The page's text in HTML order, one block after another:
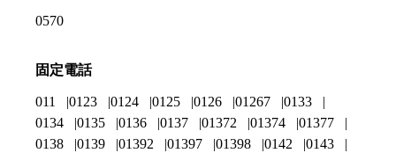
0570
固定電話
011 0123 0124 0125 0126 01267
0133
0134
0135 0136 0137 01372 01374
01377
0138
0139 01392 01397 01398 0142
0143